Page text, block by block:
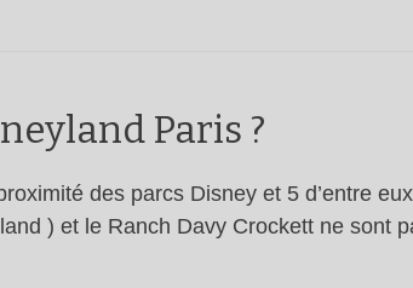
Paris ?
des parcs Disney et 5 d’entre
) et le Ranch Davy Crockett ne sont